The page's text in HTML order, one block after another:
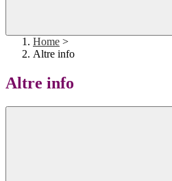
Home >
Altre info
Altre info